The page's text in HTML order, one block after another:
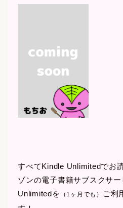
すべてKindle Unlimitedでお
ゾンの電子書籍サブスクサ
Unlimitedを
（1ヶ月でも）
ご利